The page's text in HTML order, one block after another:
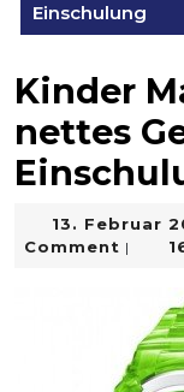
Einschulung
Kinder
nettes
13. Februar
Comment |